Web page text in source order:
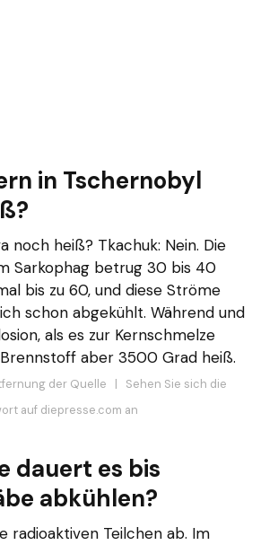
in Tschernobyl
noch heiß? Tkachuk: Nein. Die
Sarkophag betrug 30 bis 40
bis zu 60, und diese Ströme
schon abgekühlt. Während und
als es zur Kernschmelze
aber 3500 Grad heiß.
der Quelle | Sehen Sie sich die
auf diepresse.com an
dauert es bis
abkühlen?
radioaktiven Teilchen ab. Im